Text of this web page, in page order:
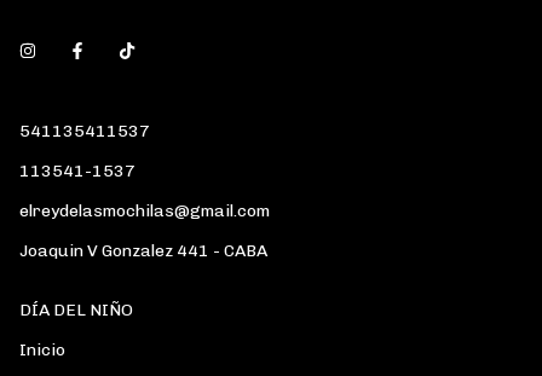
541135411537
113541-1537
elreydelasmochilas@gmail.com
Joaquin V Gonzalez 441 - CABA
DÍA DEL NIÑO
Inicio